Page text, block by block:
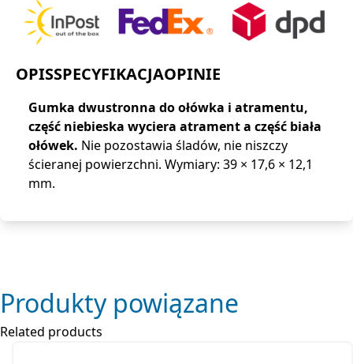
OPISSPECYFIKACJAOPINIE
Gumka dwustronna do ołówka i atramentu,
część niebieska wyciera atrament a część biała
ołówek. Nie pozostawia śladów, nie niszczy
ścieranej powierzchni. Wymiary: 39 × 17,6 × 12,1
mm.
Produkty powiązane
Related products